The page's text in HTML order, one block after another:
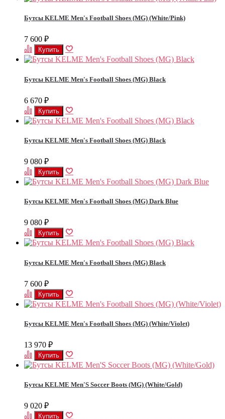
Бутсы KELME Men's Football Shoes (MG) (White/Pink)
7 600 ₽
Бутсы KELME Men's Football Shoes (MG) Black
6 670 ₽
Бутсы KELME Men's Football Shoes (MG) Black
9 080 ₽
Бутсы KELME Men's Football Shoes (MG) Dark Blue
9 080 ₽
Бутсы KELME Men's Football Shoes (MG) Black
7 600 ₽
Бутсы KELME Men's Football Shoes (MG) (White/Violet)
13 970 ₽
Бутсы KELME Men'S Soccer Boots (MG) (White/Gold)
9 020 ₽